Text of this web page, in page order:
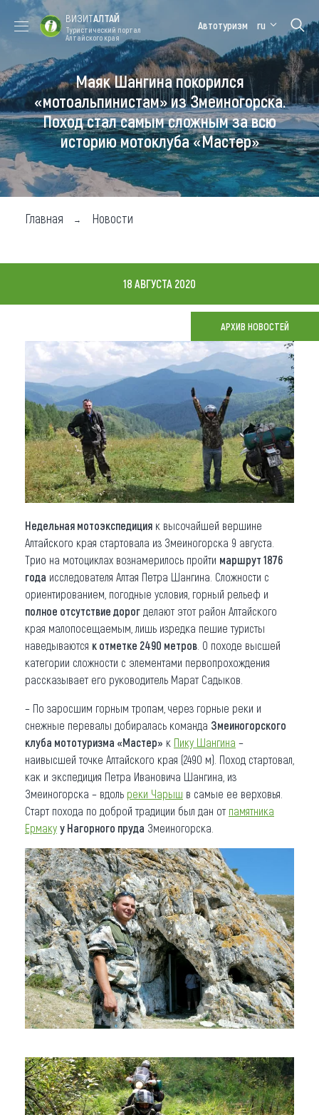
Форум VISIT
ALTAI
Цветение
маральника
Медицинский
форум
Алтайская
зимовка
Туры
Где побывать
Чем заняться
Где остановиться
Что привезти (сувениры)
О регионе
Коллекция впечатлений
Другие рубрики
ВИЗИТАЛТАЙ
Туристический портал
Алтайского края
Автотуризм ru
Маяк Шангина покорился
«мотоальпинистам» из Змеиногорска.
Поход стал самым сложным за всю
историю мотоклуба «Мастер»
Главная Новости
18 АВГУСТА 2020
АРХИВ НОВОСТЕЙ
Недельная мотоэкспедиция к высочайшей вершине
Алтайского края стартовала из Змеиногорска 9 августа.
Трио на мотоциклах вознамерилось пройти маршрут 1876
года исследователя Алтая Петра Шангина. Сложности с
ориентированием, погодные условия, горный рельеф и
полное отсутствие дорог делают этот район Алтайского
края малопосещаемым, лишь изредка пешие туристы
наведываются к отметке 2490 метров . О походе высшей
категории сложности с элементами первопрохождения
рассказывает его руководитель Марат Садыков.
– По заросшим горным тропам, через горные реки и
снежные перевалы добиралась команда Змеиногорского
клуба мототуризма «Мастер» к Пику Шангина –
наивысшей точке Алтайского края (2490 м). Поход стартовал,
как и экспедиция Петра Ивановича Шангина, из
Змеиногорска – вдоль реки Чарыш в самые ее верховья.
Старт похода по доброй традиции был дан от памятника
Ермаку у Нагорного пруда Змеиногорска.